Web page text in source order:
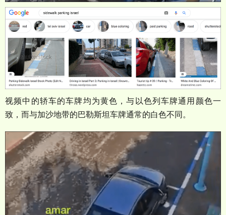
视频中的轿车的车牌均为黄色，与以色列车牌通用颜色一
致，而与加沙地带的巴勒斯坦车牌通常的白色不同。